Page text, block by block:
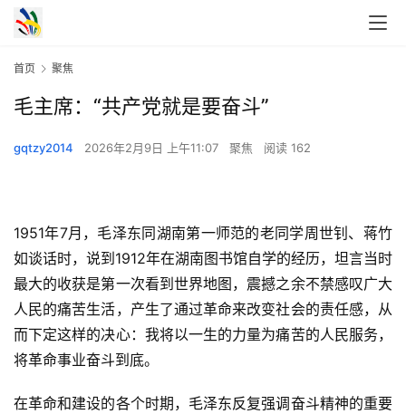
首页 聚焦
毛主席：“共产党就是要奋斗”
gqtzy2014 2026年2月9日 上午11:07 聚焦 阅读 162
1951年7月，毛泽东同湖南第一师范的老同学周世钊、蒋竹
如谈话时，说到1912年在湖南图书馆自学的经历，坦言当时
最大的收获是第一次看到世界地图，震撼之余不禁感叹广大
人民的痛苦生活，产生了通过革命来改变社会的责任感，从
而下定这样的决心：我将以一生的力量为痛苦的人民服务，
将革命事业奋斗到底。
在革命和建设的各个时期，毛泽东反复强调奋斗精神的重要